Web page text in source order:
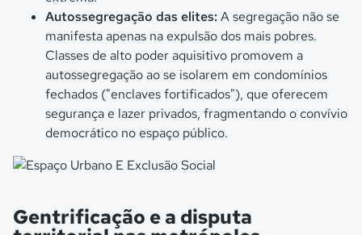
Autossegregação das elites: A segregação não se
manifesta apenas na expulsão dos mais pobres.
Classes de alto poder aquisitivo promovem a
autossegregação ao se isolarem em condomínios
fechados ("enclaves fortificados"), que oferecem
segurança e lazer privados, fragmentando o convívio
democrático no espaço público.
Gentrificação e a disputa